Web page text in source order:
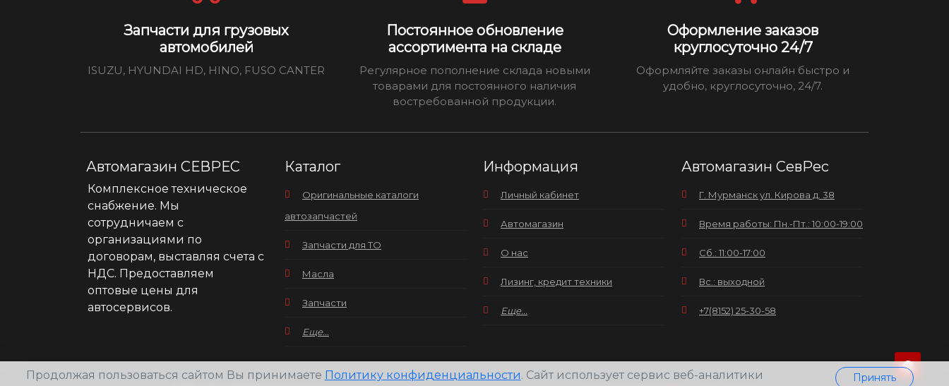
Запчасти для грузовых
автомобилей
ISUZU, HYUNDAI HD, HINO, FUSO CANTER
Постоянное обновление
ассортимента на складе
Регулярное пополнение склада новыми
товарами для постоянного наличия
востребованной продукции.
Оформление заказов
круглосуточно 24/7
Оформляйте заказы онлайн быстро и
удобно, круглосуточно, 24/7.
Автомагазин СЕВРЕС
Комплексное техническое
снабжение. Мы
сотрудничаем с
организациями по
договорам, выставляя счета с
НДС. Предоставляем
оптовые цены для
автосервисов.
Каталог
Оригинальные каталоги
автозапчастей
Запчасти для ТО
Масла
Запчасти
Еще...
Информация
Личный кабинет
Автомагазин
О нас
Лизинг, кредит техники
Еще...
Автомагазин СевРес
Г. Мурманск ул. Кирова д. 38
Время работы: Пн.-Пт.: 10:00-19:00
Сб.: 11:00-17:00
Вс.: выходной
+7(8152) 25-30-58
Продолжая пользоваться сайтом Вы принимаете Политику конфиденциальности. Сайт использует сервис веб-аналитики
Принять